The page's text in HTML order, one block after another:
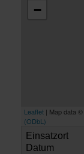
−
Leaflet | Map data ©
(ODbL)
Einsatzort
Datum